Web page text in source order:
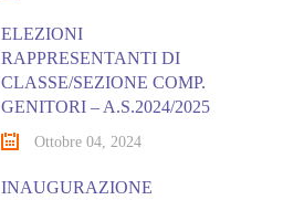
ELEZIONI
RAPPRESENTANTI DI
CLASSE/SEZIONE COMP.
GENITORI – A.S.2024/2025
Ottobre 04, 2024
INAUGURAZIONE